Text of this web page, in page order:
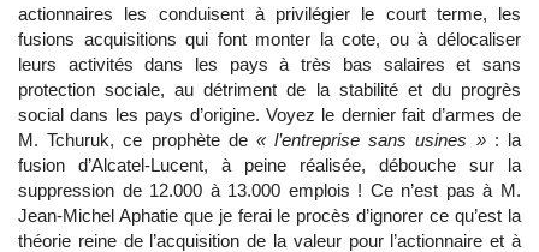
actionnaires les conduisent à privilégier le court terme, les
fusions acquisitions qui font monter la cote, ou à délocaliser
leurs activités dans les pays à très bas salaires et sans
protection sociale, au détriment de la stabilité et du progrès
social dans les pays d’origine. Voyez le dernier fait d’armes de
M. Tchuruk, ce prophète de « l’entreprise sans usines »: la
fusion d’Alcatel-Lucent, à peine réalisée, débouche sur la
suppression de 12.000 à 13.000 emplois ! Ce n’est pas à M.
Jean-Michel Aphatie que je ferai le procès d’ignorer ce qu’est la
théorie reine de l’acquisition de la valeur pour l’actionnaire et à